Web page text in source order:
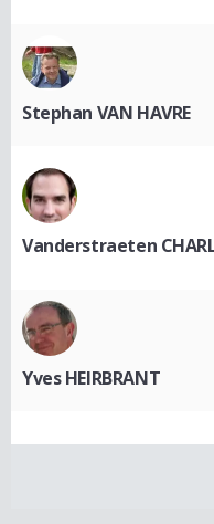
Stephan VAN HAVRE
Vanderstraeten
Yves HEIRBRANT